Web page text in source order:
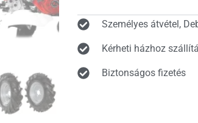
mennyiségSzemélyes átvétel,
Kérheti házhoz
Biztonságos fizetés